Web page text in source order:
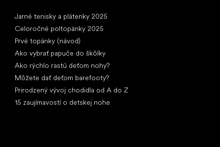
Jarné tenisky a plátenky 2025
Celoročné poltopánky 2025
Prvé topánky (návod)
Ako vybrať papuče do škôlky
Ako rýchlo rastú deťom nohy?
Môžete dať deťom barefooty?
Prirodzený vývoj chodidla od A do Z
15 zaujímavostí o detskej nohe